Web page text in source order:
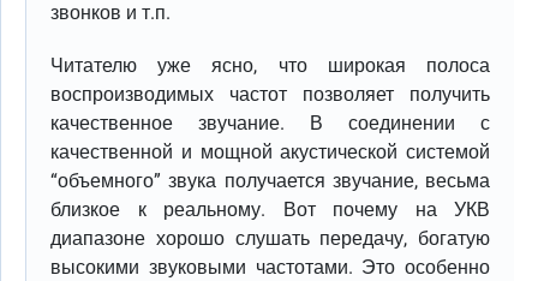
звонков и т.п.
Читателю уже ясно, что широкая полоса
воспроизводимых частот позволяет получить
качественное звучание. В соединении с
качественной и мощной акустической системой
“объемного” звука получается звучание, весьма
близкое к реальному. Вот почему на УКВ
диапазоне хорошо слушать передачу, богатую
высокими звуковыми частотами. Это особенно